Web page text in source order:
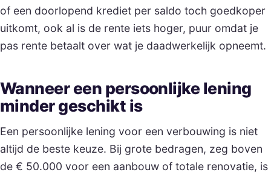
of een doorlopend krediet per saldo toch goedkoper
uitkomt, ook al is de rente iets hoger, puur omdat je
pas rente betaalt over wat je daadwerkelijk opneemt.
Wanneer een persoonlijke lening
minder geschikt is
Een persoonlijke lening voor een verbouwing is niet
altijd de beste keuze. Bij grote bedragen, zeg boven
de € 50.000 voor een aanbouw of totale renovatie, is